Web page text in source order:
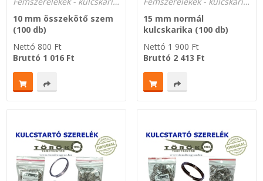
TÖMLŐBILINCS
10 mm összekötő szem
(100 db)
Nettó 800 Ft
Bruttó 1 016 Ft
15 mm normál
kulcskarika (100 db)
Nettó 1 900 Ft
Bruttó 2 413 Ft